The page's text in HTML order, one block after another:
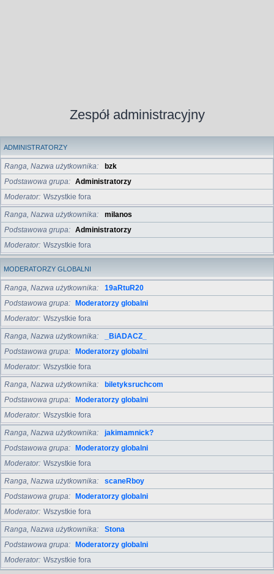
Zespół administracyjny
ADMINISTRATORZY
Ranga, Nazwa użytkownika
bzk
Podstawowa grupa
Administratorzy
Moderator Wszystkie fora
Ranga, Nazwa użytkownika
milanos
Podstawowa grupa
Administratorzy
Moderator Wszystkie fora
MODERATORZY GLOBALNI
Ranga, Nazwa użytkownika
19aRtuR20
Podstawowa grupa
Moderatorzy globalni
Moderator Wszystkie fora
Ranga, Nazwa użytkownika
_BiADACZ_
Podstawowa grupa
Moderatorzy globalni
Moderator Wszystkie fora
Ranga, Nazwa użytkownika
biletyksruchcom
Podstawowa grupa
Moderatorzy globalni
Moderator Wszystkie fora
Ranga, Nazwa użytkownika
jakimamnick?
Podstawowa grupa
Moderatorzy globalni
Moderator Wszystkie fora
Ranga, Nazwa użytkownika
scaneRboy
Podstawowa grupa
Moderatorzy globalni
Moderator Wszystkie fora
Ranga, Nazwa użytkownika
Stona
Podstawowa grupa
Moderatorzy globalni
Moderator Wszystkie fora